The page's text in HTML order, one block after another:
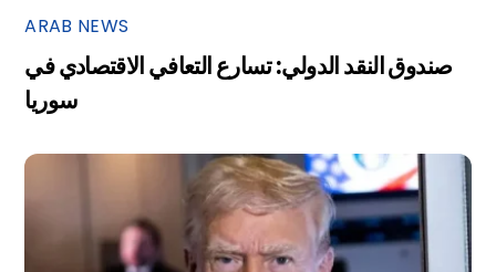
ARAB NEWS
صندوق النقد الدولي: تسارع التعافي الاقتصادي في
سوريا